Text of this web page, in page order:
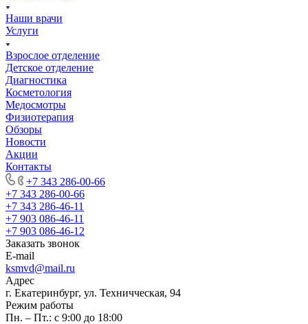
Наши врачи
Услуги
Взрослое отделение
Детское отделение
Диагностика
Косметология
Медосмотры
Физиотерапия
Обзоры
Новости
Акции
Контакты
+7 343 286-00-66
+7 343 286-00-66
+7 343 286-46-11
+7 903 086-46-11
+7 903 086-46-12
Заказать звонок
E-mail
ksmvd@mail.ru
Адрес
г. Екатеринбург, ул. Техничческая, 94
Режим работы
Пн. – Пт.: с 9:00 до 18:00